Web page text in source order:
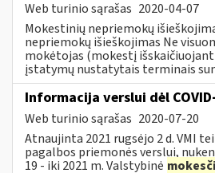
Web turinio sąrašas 2020-04-07
Mokestinių nepriemokų
nepriemokų išieškojimas Ne
mokėtojas (mokestį
įstatymų nustatytais terminais
Informacija verslui dėl
Web turinio sąrašas 2020-07-20
Atnaujinta 2021 rugsėjo 2 d. VMI
pagalbos priemonės verslui,
19 - iki 2021 m. Valstybinė